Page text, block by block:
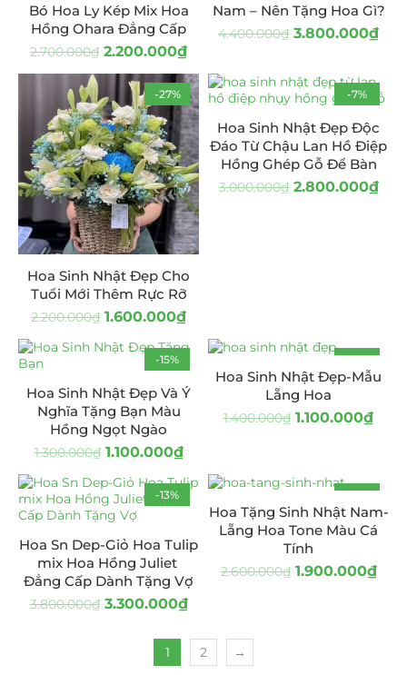
Bó Hoa Ly Kép Mix Hoa
Hồng Ohara Đẳng Cấp
2.700.000₫ 2.200.000₫
Nam – Nên Tặng Hoa Gì?
4.400.000₫ 3.800.000₫
-27%
Hoa Sinh Nhật Đẹp Cho
Tuổi Mới Thêm Rực Rỡ
2.200.000₫ 1.600.000₫
-7%
Hoa Sinh Nhật Đẹp Độc
Đáo Từ Chậu Lan Hồ Điệp
Hồng Ghép Gỗ Để Bàn
3.000.000₫ 2.800.000₫
-15%
Hoa Sinh Nhật Đẹp Và Ý
Nghĩa Tặng Bạn Màu
Hồng Ngọt Ngào
1.300.000₫ 1.100.000₫
-21%
Hoa Sinh Nhật Đẹp-Mẫu
Lẵng Hoa
1.400.000₫ 1.100.000₫
-13%
Hoa Sn Dep-Giỏ Hoa Tulip
mix Hoa Hồng Juliet
Đẳng Cấp Dành Tặng Vợ
3.800.000₫ 3.300.000₫
-27%
Hoa Tặng Sinh Nhật Nam-
Lẵng Hoa Tone Màu Cá
Tính
2.600.000₫ 1.900.000₫
1 2 →